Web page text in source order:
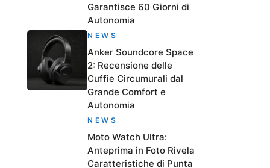
Garantisce 60 Giorni di
Autonomia
NEWS
Anker Soundcore Space
2: Recensione delle
Cuffie Circumurali dal
Grande Comfort e
Autonomia
NEWS
Moto Watch Ultra:
Anteprima in Foto Rivela
Caratteristiche di Punta